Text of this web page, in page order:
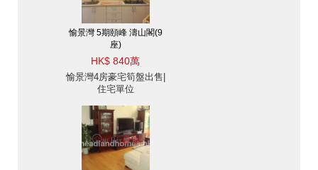
愉景灣 5期頤峰 濤山閣(9
座)
HK$ 840萬
愉景灣4房豪宅筍盤出售|
住宅單位